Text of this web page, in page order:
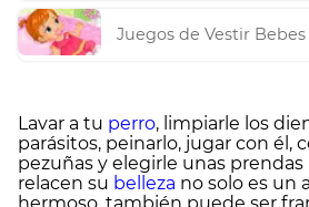
Juegos de Vestir Bebes
Lavar a tu perro, limpiarle los
parásitos, peinarlo, jugar con él,
pezuñas y elegirle unas
relacen su belleza no solo es un